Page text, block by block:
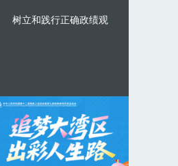
树立和践行正确政绩观